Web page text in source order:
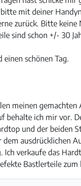
mit deiner
zurück. Bitte keine
sind schon +/- 30
einen schönen Tag.
meinen gemachten
behalte ich mir vor.
und der beiden
ausdrücklichen
Ich verkaufe das
Bastlerteile zum